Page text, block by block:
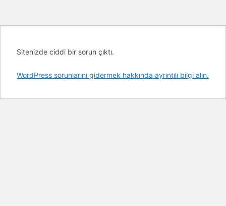
Sitenizde ciddi bir sorun çıktı.
WordPress sorunlarını gidermek hakkında ayrıntılı bilgi alın.